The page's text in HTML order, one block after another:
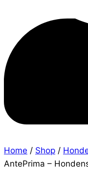
Home / Shop /
AntePrima –